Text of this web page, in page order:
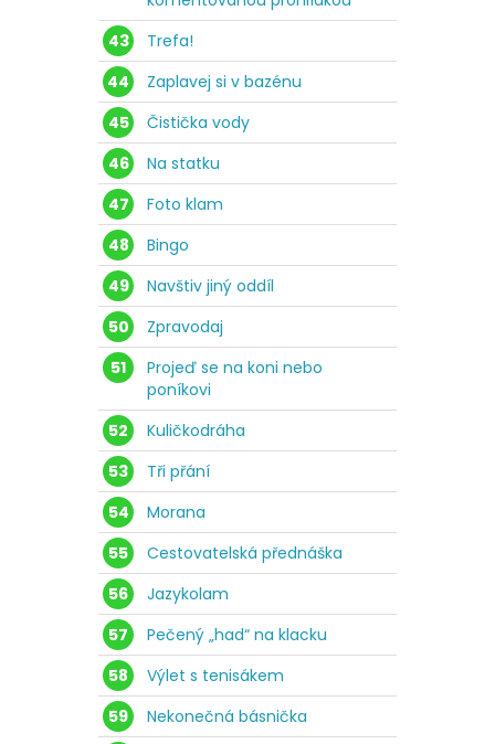
43
Trefa!
44
Zaplavej si v bazénu
45
Čistička vody
46
Na statku
47
Foto klam
48
Bingo
49
Navštiv jiný oddíl
50
Zpravodaj
51
Projeď se na koni nebo
poníkovi
52
Kuličkodráha
53
Tři přání
54
Morana
55
Cestovatelská přednáška
56
Jazykolam
57
Pečený „had“ na klacku
58
Výlet s tenisákem
59
Nekonečná básnička